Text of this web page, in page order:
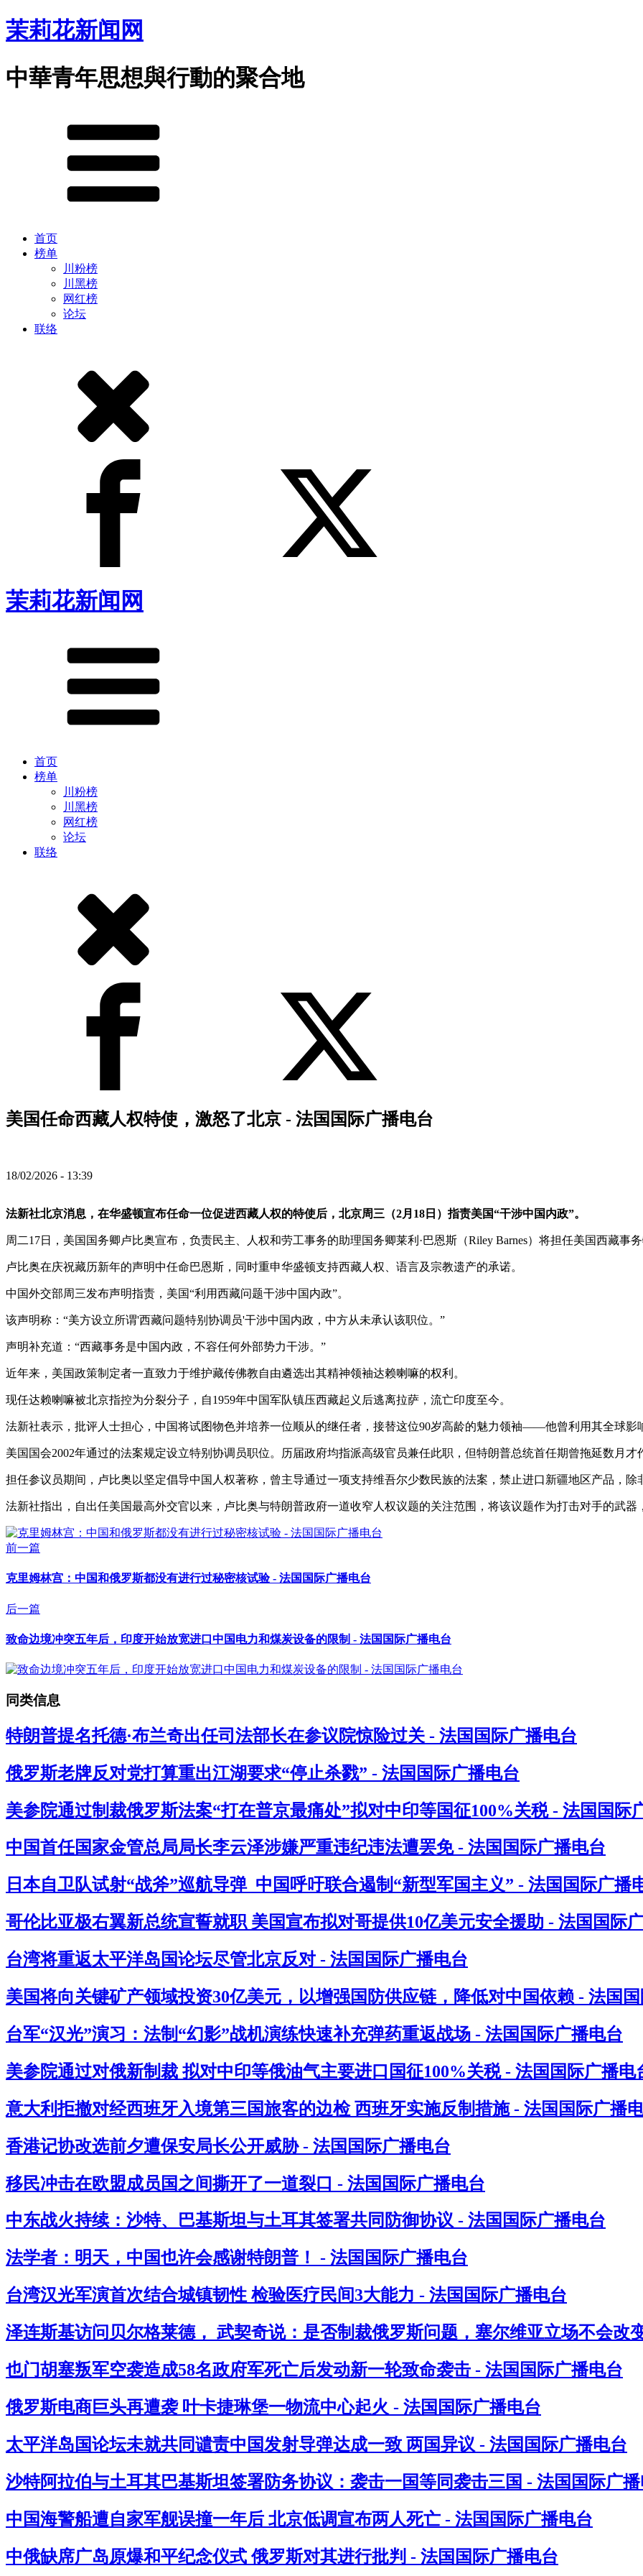
茉莉花新闻网
中華青年思想與行動的聚合地
首页
榜单
川粉榜
川黑榜
网红榜
论坛
联络
茉莉花新闻网
首页
榜单
川粉榜
川黑榜
网红榜
论坛
联络
美国任命西藏人权特使，激怒了北京 - 法国国际广播电台
18/02/2026 - 13:39
法新社北京消息，在华盛顿宣布任命一位促进西藏人权的特使后，北京周三（2月18日）指责美国“干涉中国内政”。
周二17日，美国国务卿卢比奥宣布，负责民主、人权和劳工事务的助理国务卿莱利·巴恩斯（Riley Barnes）将担任美国西藏事务
卢比奥在庆祝藏历新年的声明中任命巴恩斯，同时重申华盛顿支持西藏人权、语言及宗教遗产的承诺。
中国外交部周三发布声明指责，美国“利用西藏问题干涉中国内政”。
该声明称：“美方设立所谓'西藏问题特别协调员'干涉中国内政，中方从未承认该职位。”
声明补充道：“西藏事务是中国内政，不容任何外部势力干涉。”
近年来，美国政策制定者一直致力于维护藏传佛教自由遴选出其精神领袖达赖喇嘛的权利。
现任达赖喇嘛被北京指控为分裂分子，自1959年中国军队镇压西藏起义后逃离拉萨，流亡印度至今。
法新社表示，批评人士担心，中国将试图物色并培养一位顺从的继任者，接替这位90岁高龄的魅力领袖——他曾利用其全球影
美国国会2002年通过的法案规定设立特别协调员职位。历届政府均指派高级官员兼任此职，但特朗普总统首任期曾拖延数月才
担任参议员期间，卢比奥以坚定倡导中国人权著称，曾主导通过一项支持维吾尔少数民族的法案，禁止进口新疆地区产品，除
法新社指出，自出任美国最高外交官以来，卢比奥与特朗普政府一道收窄人权议题的关注范围，将该议题作为打击对手的武器
前一篇
克里姆林宫：中国和俄罗斯都没有进行过秘密核试验 - 法国国际广播电台
后一篇
致命边境冲突五年后，印度开始放宽进口中国电力和煤炭设备的限制 - 法国国际广播电台
同类信息
特朗普提名托德·布兰奇出任司法部长在参议院惊险过关 - 法国国际广播电台
俄罗斯老牌反对党打算重出江湖要求“停止杀戮” - 法国国际广播电台
美参院通过制裁俄罗斯法案“打在普京最痛处”拟对中印等国征100%关税 - 法国国际
中国首任国家金管总局局长李云泽涉嫌严重违纪违法遭罢免 - 法国国际广播电台
日本自卫队试射“战斧”巡航导弹 中国呼吁联合遏制“新型军国主义” - 法国国际广播
哥伦比亚极右翼新总统宣誓就职 美国宣布拟对哥提供10亿美元安全援助 - 法国国际
台湾将重返太平洋岛国论坛尽管北京反对 - 法国国际广播电台
美国将向关键矿产领域投资30亿美元，以增强国防供应链，降低对中国依赖 - 法国
台军“汉光”演习：法制“幻影”战机演练快速补充弹药重返战场 - 法国国际广播电台
美参院通过对俄新制裁 拟对中印等俄油气主要进口国征100%关税 - 法国国际广播电
意大利拒撤对经西班牙入境第三国旅客的边检 西班牙实施反制措施 - 法国国际广播
香港记协改选前夕遭保安局长公开威胁 - 法国国际广播电台
移民冲击在欧盟成员国之间撕开了一道裂口 - 法国国际广播电台
中东战火持续：沙特、巴基斯坦与土耳其签署共同防御协议 - 法国国际广播电台
法学者：明天，中国也许会感谢特朗普！ - 法国国际广播电台
台湾汉光军演首次结合城镇韧性 检验医疗民间3大能力 - 法国国际广播电台
泽连斯基访问贝尔格莱德， 武契奇说：是否制裁俄罗斯问题，塞尔维亚立场不会改
也门胡塞叛军空袭造成58名政府军死亡后发动新一轮致命袭击 - 法国国际广播电台
俄罗斯电商巨头再遭袭 叶卡捷琳堡一物流中心起火 - 法国国际广播电台
太平洋岛国论坛未就共同谴责中国发射导弹达成一致 两国异议 - 法国国际广播电台
沙特阿拉伯与土耳其巴基斯坦签署防务协议：袭击一国等同袭击三国 - 法国国际广
中国海警船遭自家军舰误撞一年后 北京低调宣布两人死亡 - 法国国际广播电台
中俄缺席广岛原爆和平纪念仪式 俄罗斯对其进行批判 - 法国国际广播电台